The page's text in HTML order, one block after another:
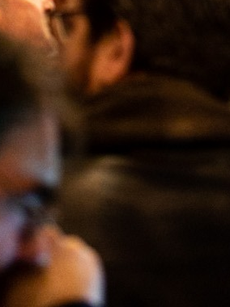
APROVEITE AS NOSSAS
Pode cancelar a subscrição a qualquer
na